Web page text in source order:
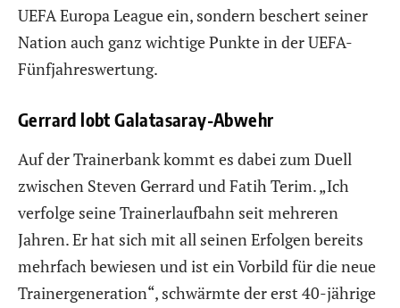
UEFA Europa League ein, sondern beschert seiner
Nation auch ganz wichtige Punkte in der UEFA-
Fünfjahreswertung.
Gerrard lobt Galatasaray-Abwehr
Auf der Trainerbank kommt es dabei zum Duell
zwischen Steven Gerrard und Fatih Terim. „Ich
verfolge seine Trainerlaufbahn seit mehreren
Jahren. Er hat sich mit all seinen Erfolgen bereits
mehrfach bewiesen und ist ein Vorbild für die neue
Trainergeneration“, schwärmte der erst 40-jährige